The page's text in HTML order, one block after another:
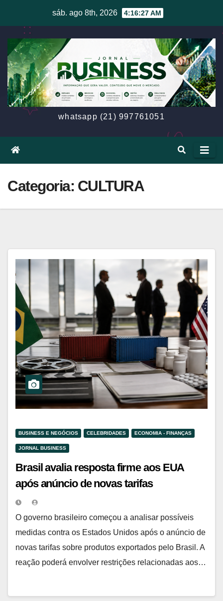
content
sáb. ago 8th, 2026 4:16:28 AM
whatsapp (21) 997761051
Categoria: CULTURA
BUSINESS E NEGÓCIOS CELEBRIDADES ECONOMIA - FINANÇAS
JORNAL BUSINESS
Brasil avalia resposta firme aos EUA
após anúncio de novas tarifas
O governo brasileiro começou a analisar possíveis
medidas contra os Estados Unidos após o anúncio de
novas tarifas sobre produtos exportados pelo Brasil. A
reação poderá envolver restrições relacionadas aos…